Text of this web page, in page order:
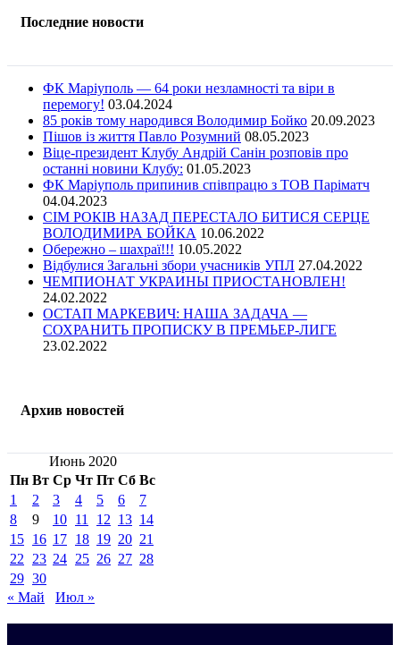
Последние новости
ФК Маріуполь — 64 роки незламності та віри в
перемогу! 03.04.2024
85 років тому народився Володимир Бойко 20.09.2023
Пішов із життя Павло Розумний 08.05.2023
Віце-президент Клубу Андрій Санін розповів про
останні новини Клубу: 01.05.2023
ФК Маріуполь припинив співпрацю з ТОВ Паріматч
04.04.2023
СІМ РОКІВ НАЗАД ПЕРЕСТАЛО БИТИСЯ СЕРЦЕ
ВОЛОДИМИРА БОЙКА 10.06.2022
Обережно – шахраї!!! 10.05.2022
Відбулися Загальні збори учасників УПЛ 27.04.2022
ЧЕМПИОНАТ УКРАИНЫ ПРИОСТАНОВЛЕН!
24.02.2022
ОСТАП МАРКЕВИЧ: НАША ЗАДАЧА —
СОХРАНИТЬ ПРОПИСКУ В ПРЕМЬЕР-ЛИГЕ
23.02.2022
Архив новостей
Июнь 2020
Пн Вт Ср Чт Пт Сб Вс
1
2 3 4 5 6
7
8
9 10 11 12 13 14
15 16 17 18 19 20 21
22
23 24 25 26 27 28
29 30
« Май
Июл »